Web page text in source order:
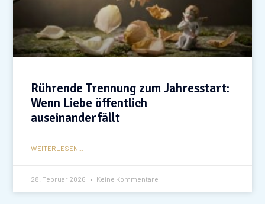
Rührende Trennung zum Jahresstart:
Wenn Liebe öffentlich
auseinanderfällt
WEITERLESEN...
28. Februar 2026 Keine Kommentare